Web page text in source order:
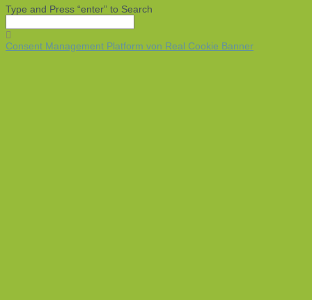
Type and Press “enter” to Search
Consent Management Platform von Real Cookie Banner